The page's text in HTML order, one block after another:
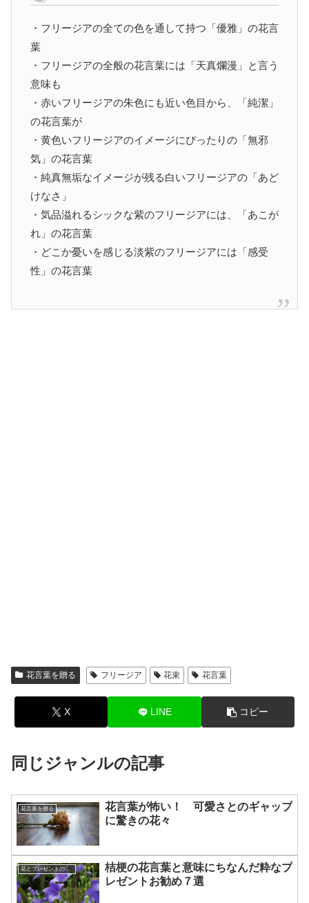
・フリージアの全ての色を通して持つ「優雅」の花言
葉
・フリージアの全般の花言葉には「天真爛漫」と言う
意味も
・赤いフリージアの朱色にも近い色目から、「純潔」
の花言葉が
・黄色いフリージアのイメージにぴったりの「無邪
気」の花言葉
・純真無垢なイメージが残る白いフリージアの「あど
けなさ」
・気品溢れるシックな紫のフリージアには、「あこが
れ」の花言葉
・どこか憂いを感じる淡紫のフリージアには「感受
性」の花言葉
花言葉を贈る フリージア 花束 花言葉
X LINE コピー
同じジャンルの記事
花言葉を贈る
花言葉が怖い！ 可愛さとのギャップ
に驚きの花々
花とプレゼントの選び方
桔梗の花言葉と意味にちなんだ粋なプ
レゼントお勧め７選